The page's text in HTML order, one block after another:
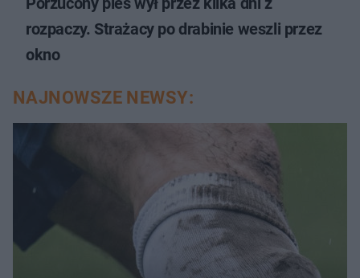
rozpaczy. Strażacy po drabinie weszli przez
okno
NAJNOWSZE NEWSY: